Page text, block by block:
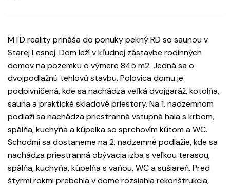
MTD reality prináša do ponuky pekný RD so saunou v
Starej Lesnej. Dom leží v kľudnej zástavbe rodinných
domov na pozemku o výmere 845 m2. Jedná sa o
dvojpodlažnú tehlovú stavbu. Polovica domu je
podpivničená, kde sa nachádza veľká dvojgaráž, kotolňa,
sauna a praktické skladové priestory. Na 1. nadzemnom
podlaží sa nachádza priestranná vstupná hala s krbom,
spálňa, kuchyňa a kúpelka so sprchovím kútom a WC.
Schodmi sa dostaneme na 2. nadzemné podlažie, kde sa
nachádza priestranná obývacia izba s veľkou terasou,
spálňa, kuchyňa, kúpelňa s vaňou, WC a sušiareň. Pred
štyrmi rokmi prebehla v dome rozsiahla rekonštrukcia,